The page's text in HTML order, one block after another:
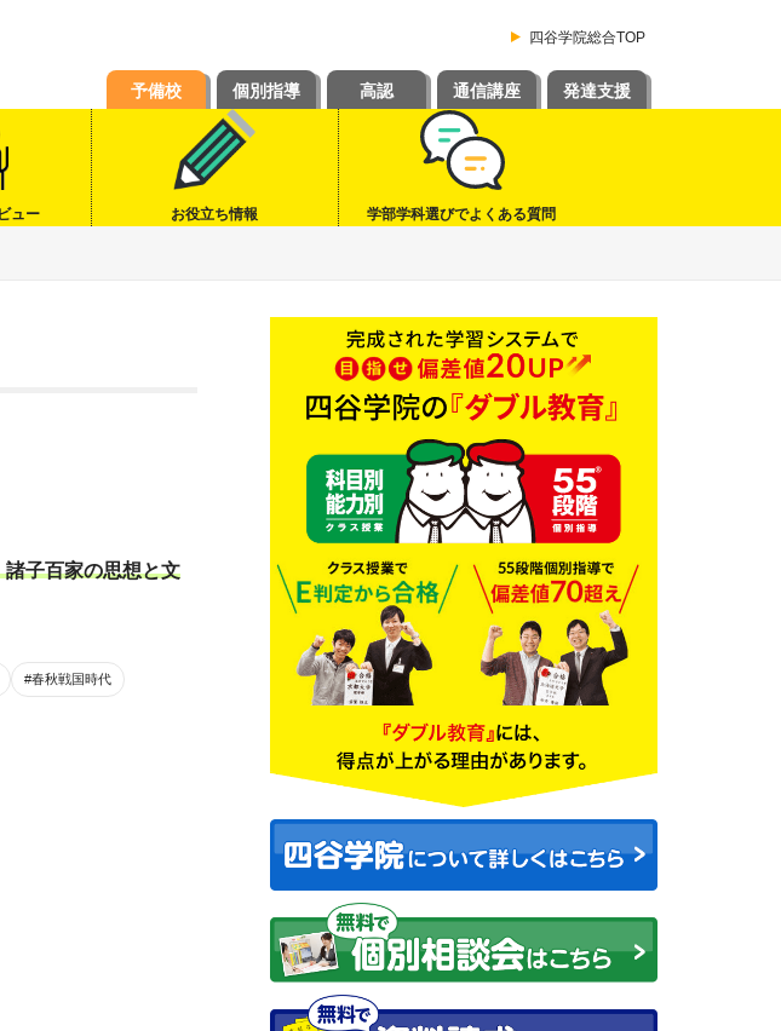
四谷学院総合TOP
予備校 個別指導 高認 通信講座 発達支援
ュー お役立ち情報 学部学科選びでよくある質問
子百家の思想と文
#春秋戦国時代